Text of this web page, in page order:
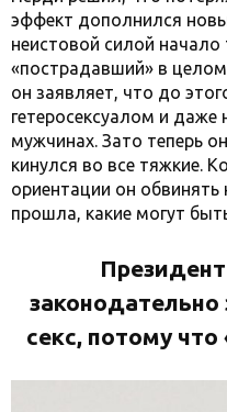
эффект дополнился
неистовой силой
«пострадавший» в
он заявляет, что до
гетеросексуалом и даже
мужчинах. Зато теперь
кинулся во все тяжкие.
ориентации он
прошла, какие могут
секс, потому